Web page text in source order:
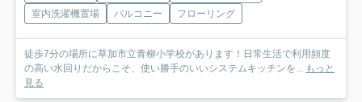
室内洗濯機置場
バルコニー フローリング
徒歩7分の場所に草加市立青柳小学校があります！日常生活で利用頻度
の高い水回りだからこそ、使い勝手のいいシステムキッチンを... もっと
見る